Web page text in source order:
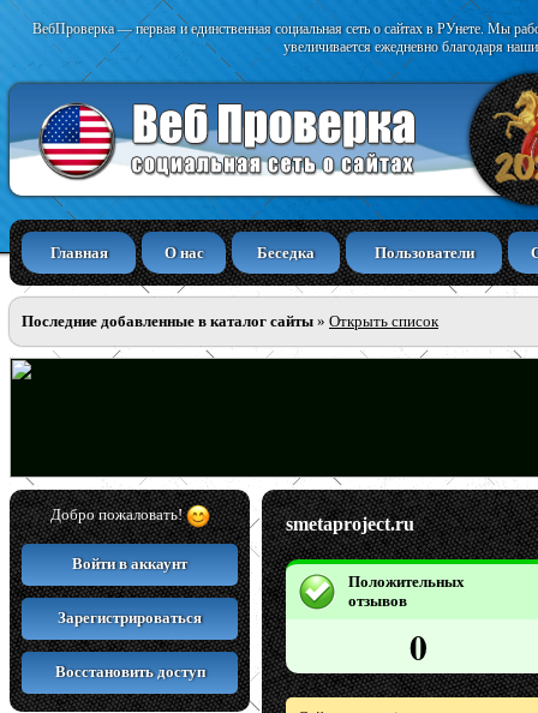
ВебПроверка — первая и единственная социальная сеть о сайтах в РУнете. Мы
увеличивается ежедневно благодаря
Главная О нас Беседка Пользователи
Последние добавленные в каталог сайты » Открыть список
Добро пожаловать!
Войти в аккаунт
Зарегистрироваться
Восстановить доступ
smetaproject.ru
Положительных
отзывов
0